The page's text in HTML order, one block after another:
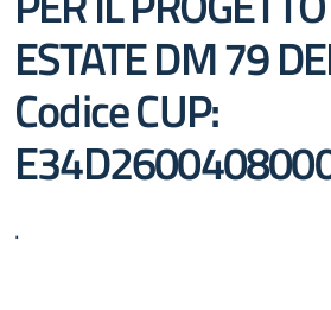
ESTATE DM 79
Codice CUP:
.